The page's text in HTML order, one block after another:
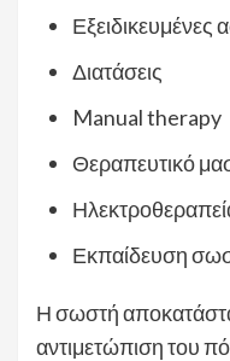
Εξειδικευμένες
Διατάσεις
Manual therapy
Θεραπευτικό
Εκπαίδευση
Η σωστή
αντιμετώπιση του